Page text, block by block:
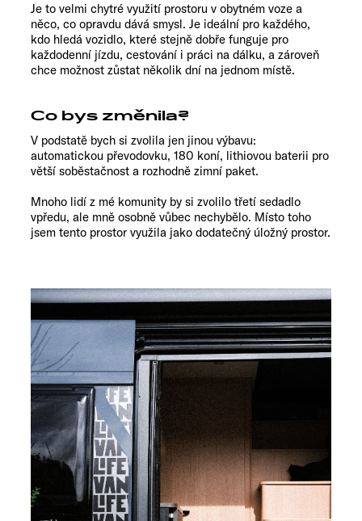
Je to velmi chytré využití prostoru v obytném voze a
něco, co opravdu dává smysl. Je ideální pro každého,
kdo hledá vozidlo, které stejně dobře funguje pro
každodenní jízdu, cestování i práci na dálku, a zároveň
chce možnost zůstat několik dní na jednom místě.
Co bys změnila?
V podstatě bych si zvolila jen jinou výbavu:
automatickou převodovku, 180 koní, lithiovou baterii pro
větší soběstačnost a rozhodně zimní paket.
Mnoho lidí z mé komunity by si zvolilo třetí sedadlo
vpředu, ale mně osobně vůbec nechybělo. Místo toho
jsem tento prostor využila jako dodatečný úložný prostor.